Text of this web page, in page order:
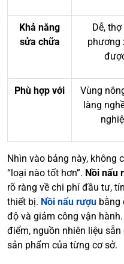
Khả năng
sửa chữa
Dễ,
phương
Phù hợp với
Vùng
làng
Nhìn vào bảng này, không
“loại nào tốt hơn”. Nồi nấu
rõ ràng về chi phí đầu tư,
thiết bị. Nồi nấu rượu bằng
độ và giảm công vận
điểm, nguồn nhiên liệu
sản phẩm của từng cơ sở.